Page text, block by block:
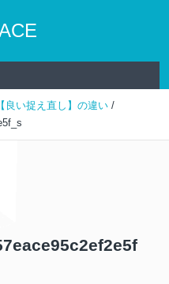
良い捉え直し】の違い /